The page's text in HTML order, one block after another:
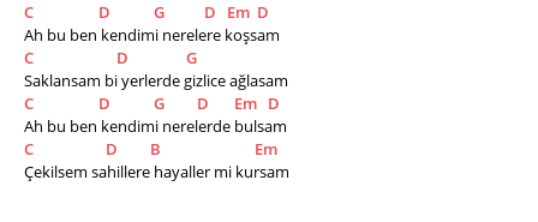
C D G D Em D
Ah bu ben kendimi nerelere koşsam
C
D
G
Saklansam bi yerlerde gizlice ağlasam
C
D G D Em D
Ah bu ben kendimi nerelerde bulsam
C
D B
Em
Çekilsem sahillere hayaller mi kursam